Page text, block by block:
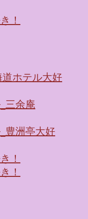
！
ホテル大好
三余庵
豊洲亭大好
！
！